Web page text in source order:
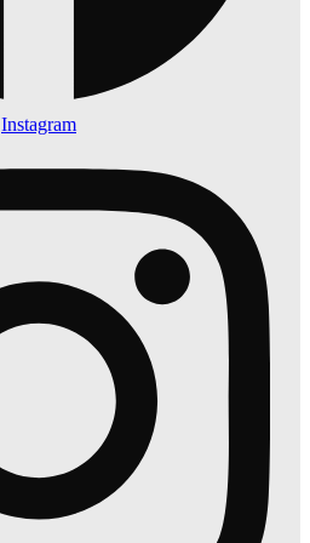
Instagram